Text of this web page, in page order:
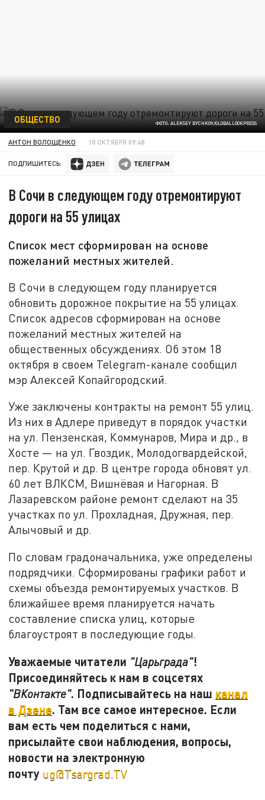
ФОТО: ALEKSEY BYCHKOV/GLOBALLOOKPRESS
ОБЩЕСТВО
АНТОН ВОЛОЩЕНКО 18 ОКТЯБРЯ 09:48
ПОДПИШИТЕСЬ:
В Сочи в следующем году отремонтируют
дороги на 55 улицах
Список мест сформирован на основе
пожеланий местных жителей.
В Сочи в следующем году планируется
обновить дорожное покрытие на 55 улицах.
Список адресов сформирован на основе
пожеланий местных жителей на
общественных обсуждениях. Об этом 18
октября в своем Telegram-канале сообщил
мэр Алексей Копайгородский.
Уже заключены контракты на ремонт 55 улиц.
Из них в Адлере приведут в порядок участки
на ул. Пензенская, Коммунаров, Мира и др., в
Хосте — на ул. Гвоздик, Молодогвардейской,
пер. Крутой и др. В центре города обновят ул.
60 лет ВЛКСМ, Вишнёвая и Нагорная. В
Лазаревском районе ремонт сделают на 35
участках по ул. Прохладная, Дружная, пер.
Алычовый и др.
По словам градоначальника, уже определены
подрядчики. Сформированы графики работ и
схемы объезда ремонтируемых участков. В
ближайшее время планируется начать
составление списка улиц, которые
благоустроят в последующие годы.
Уважаемые читатели "Царьграда"!
Присоединяйтесь к нам в соцсетях
"ВКонтакте". Подписывайтесь на наш канал
в Дзене. Там все самое интересное. Если
вам есть чем поделиться с нами,
присылайте свои наблюдения, вопросы,
новости на электронную
почту ug@Tsargrad.TV